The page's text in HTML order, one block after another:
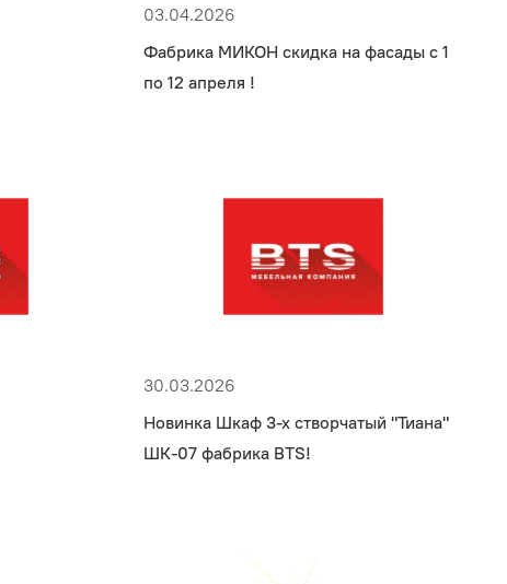
03.04.2026
Фабрика МИКОН скидка на фасады с 1
по 12 апреля !
30.03.2026
Новинка Шкаф 3-х створчатый "Тиана"
ШК-07 фабрика BTS!